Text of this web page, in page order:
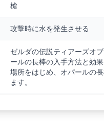
槍
攻撃時に水を発生させる
ゼルダの伝説ティアーズオ
ールの長棒の入手方法と効
場所をはじめ、オパールの
ます。